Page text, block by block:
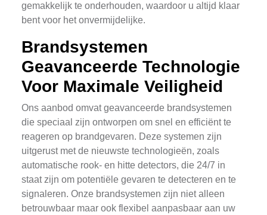
gemakkelijk te onderhouden, waardoor u altijd klaar
bent voor het onvermijdelijke.
Brandsystemen
Geavanceerde Technologie
Voor Maximale Veiligheid
Ons aanbod omvat geavanceerde brandsystemen
die speciaal zijn ontworpen om snel en efficiënt te
reageren op brandgevaren. Deze systemen zijn
uitgerust met de nieuwste technologieën, zoals
automatische rook- en hitte detectors, die 24/7 in
staat zijn om potentiële gevaren te detecteren en te
signaleren. Onze brandsystemen zijn niet alleen
betrouwbaar maar ook flexibel aanpasbaar aan uw